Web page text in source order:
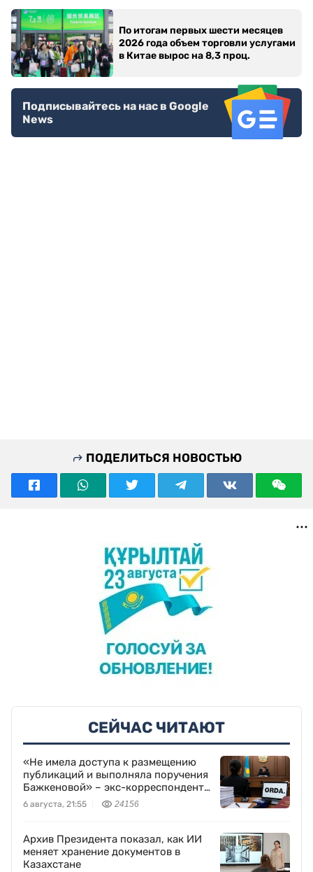
По итогам первых шести месяцев
2026 года объем торговли услугами
в Китае вырос на 8,3 проц.
Подписывайтесь на нас в Google
News
ПОДЕЛИТЬСЯ НОВОСТЬЮ
СЕЙЧАС ЧИТАЮТ
«Не имела доступа к размещению
публикаций и выполняла поручения
Бажкеновой» – экс-корреспондент
Orda.kz Дуйсенова
6 августа, 21:55 24156
Архив Президента показал, как ИИ
меняет хранение документов в
Казахстане